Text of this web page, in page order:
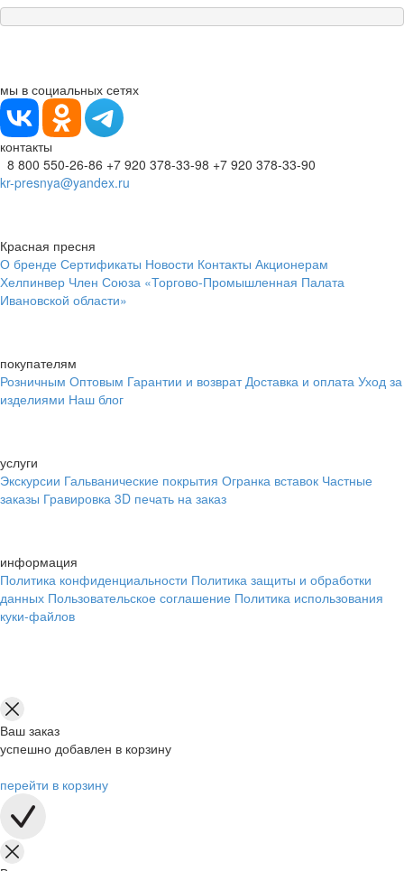
мы в социальных сетях
контакты
8 800 550-26-86 +7 920 378-33-98 +7 920 378-33-90
kr-presnya@yandex.ru
Красная пресня
О бренде Сертификаты Новости Контакты Акционерам
Хелпинвер Член Союза «Торгово-Промышленная Палата
Ивановской области»
покупателям
Розничным Оптовым Гарантии и возврат Доставка и оплата Уход за
изделиями Наш блог
услуги
Экскурсии Гальванические покрытия Огранка вставок Частные
заказы Гравировка 3D печать на заказ
информация
Политика конфиденциальности Политика защиты и обработки
данных Пользовательское соглашение Политика использования
куки-файлов
Ваш заказ
успешно добавлен в корзину
перейти в корзину